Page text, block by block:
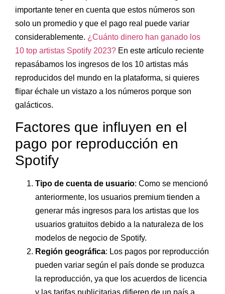
importante tener en cuenta que estos números son
solo un promedio y que el pago real puede variar
considerablemente. ¿Cuánto dinero han ganado los
10 top artistas Spotify 2023? En este artículo reciente
repasábamos los ingresos de los 10 artistas más
reproducidos del mundo en la plataforma, si quieres
flipar échale un vistazo a los números porque son
galácticos.
Factores que influyen en el
pago por reproducción en
Spotify
Tipo de cuenta de usuario: Como se mencionó
anteriormente, los usuarios premium tienden a
generar más ingresos para los artistas que los
usuarios gratuitos debido a la naturaleza de los
modelos de negocio de Spotify.
Región geográfica: Los pagos por reproducción
pueden variar según el país donde se produzca
la reproducción, ya que los acuerdos de licencia